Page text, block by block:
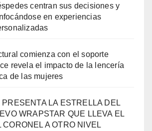
centran sus decisiones y
en experiencias
comienza con el soporte
revela el impacto de la lencería
de las mujeres
PRESENTA LA ESTRELLA DEL
WRAPSTAR QUE LLEVA EL
A OTRO NIVEL